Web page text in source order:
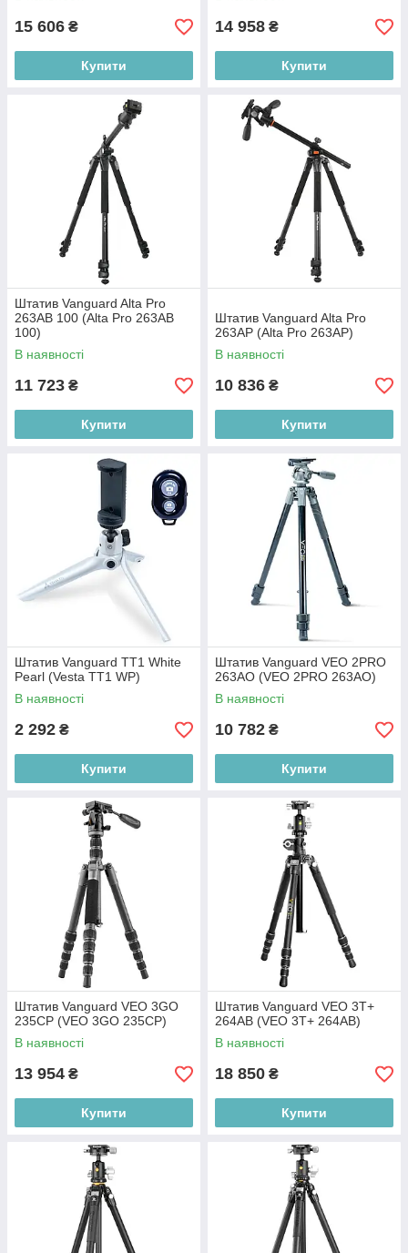
15 606 ₴
Купити
14 958 ₴
Купити
Штатив Vanguard Alta Pro
263AB 100 (Alta Pro 263AB
100)
В наявності
11 723 ₴
Купити
Штатив Vanguard Alta Pro
263AP (Alta Pro 263AP)
В наявності
10 836 ₴
Купити
Штатив Vanguard TT1 White
Pearl (Vesta TT1 WP)
В наявності
2 292 ₴
Купити
Штатив Vanguard VEO 2PRO
263AO (VEO 2PRO 263AO)
В наявності
10 782 ₴
Купити
Штатив Vanguard VEO 3GO
235CP (VEO 3GO 235CP)
В наявності
13 954 ₴
Купити
Штатив Vanguard VEO 3T+
264AB (VEO 3T+ 264AB)
В наявності
18 850 ₴
Купити